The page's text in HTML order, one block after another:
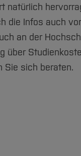
natürlich
die Infos auch
an der
über
Sie sich beraten.